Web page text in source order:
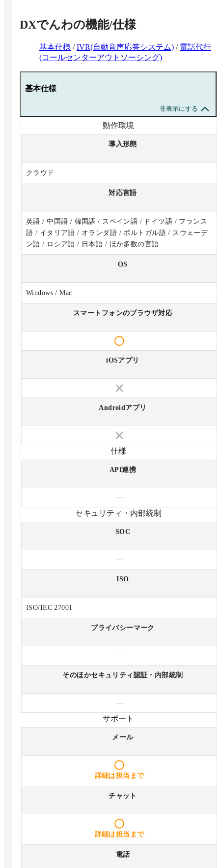
DXでんわの機能/仕様
基本仕様 /IVR(自動音声応答システム) / 電話代行
(コールセンターアウトソーシング)
基本仕様
非表示にする
動作環境
導入形態
クラウド
対応言語
英語 / 中国語 / 韓国語 / スペイン語 / ドイツ語 / フランス
語 / イタリア語 / オランダ語 / ポルトガル語 / スウェーデ
ン語 / ロシア語 / 日本語 / ほか多数の言語
OS
Windows / Mac
スマートフォンのブラウザ対応
iOSアプリ
Androidアプリ
仕様
API連携
—
セキュリティ・内部統制
SOC
—
ISO
ISO/IEC 27001
プライバシーマーク
—
そのほかセキュリティ認証・内部統制
—
サポート
メール
詳細は担当まで
チャット
詳細は担当まで
電話